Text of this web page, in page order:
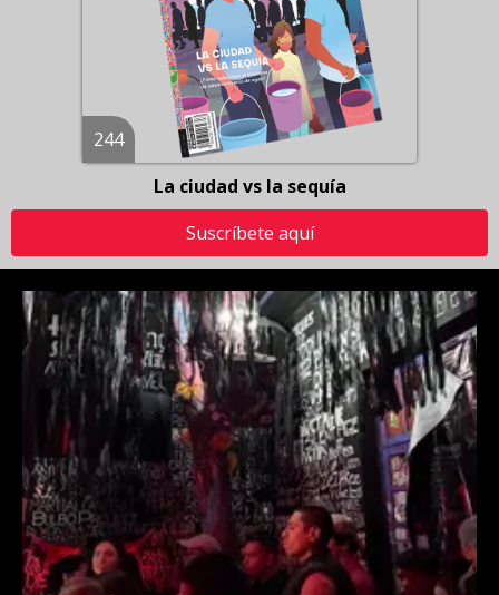
244
La ciudad vs la sequía
Suscríbete aquí